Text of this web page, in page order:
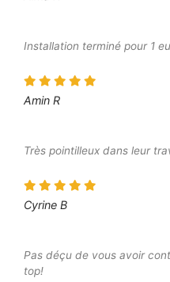
Installation terminé pour 1
Amin R
Très pointilleux dans leur
Cyrine B
Pas déçu de vous avoir
top!